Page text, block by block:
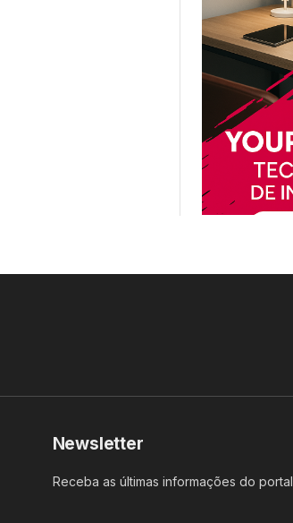
Newsletter
Receba as últimas informações do